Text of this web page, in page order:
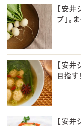
【安井
ブ」。
【安
目指す
【安